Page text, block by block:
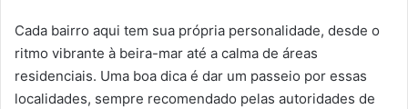
Cada bairro aqui tem sua própria personalidade, desde o
ritmo vibrante à beira-mar até a calma de áreas
residenciais. Uma boa dica é dar um passeio por essas
localidades, sempre recomendado pelas autoridades de